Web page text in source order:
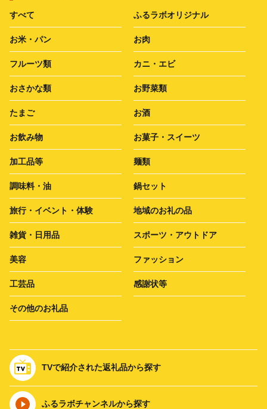
すべて ふるラボオリジナル
お米・パン お肉
フルーツ類 カニ・エビ
おさかな類 お野菜類
たまご お酒
お飲み物 お菓子・スイーツ
加工品等 麺類
調味料・油 鍋セット
旅行・イベント・体験 地域のお礼の品
雑貨・日用品 スポーツ・アウトドア
美容 ファッション
工芸品 感謝状等
その他のお礼品
TVで紹介された返礼品から探す
ふるラボチャンネルから探す